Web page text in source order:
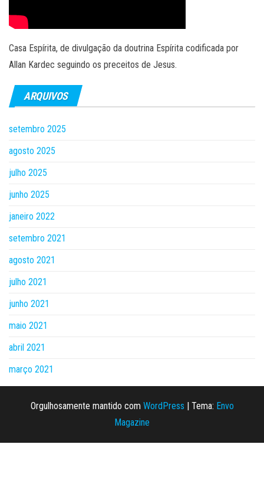
Casa Espírita, de divulgação da doutrina Espírita codificada por
Allan Kardec seguindo os preceitos de Jesus.
ARQUIVOS
setembro 2025
agosto 2025
julho 2025
junho 2025
janeiro 2022
setembro 2021
agosto 2021
julho 2021
junho 2021
maio 2021
abril 2021
março 2021
Orgulhosamente mantido com WordPress Tema: Envo
Magazine